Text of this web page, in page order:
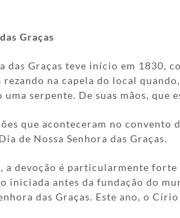
Graças
das Graças teve início em 1830,
na capela do local
serpente. De suas mãos,
que aconteceram no convento
de Nossa Senhora das Graças.
a devoção é particularmente
iniciada antes da fundação do
das Graças. Este ano, o Círio